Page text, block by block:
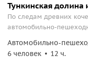
Тункинская долина
По следам древних
автомобильно-
Автомобильно-
6 человек
12 ч.